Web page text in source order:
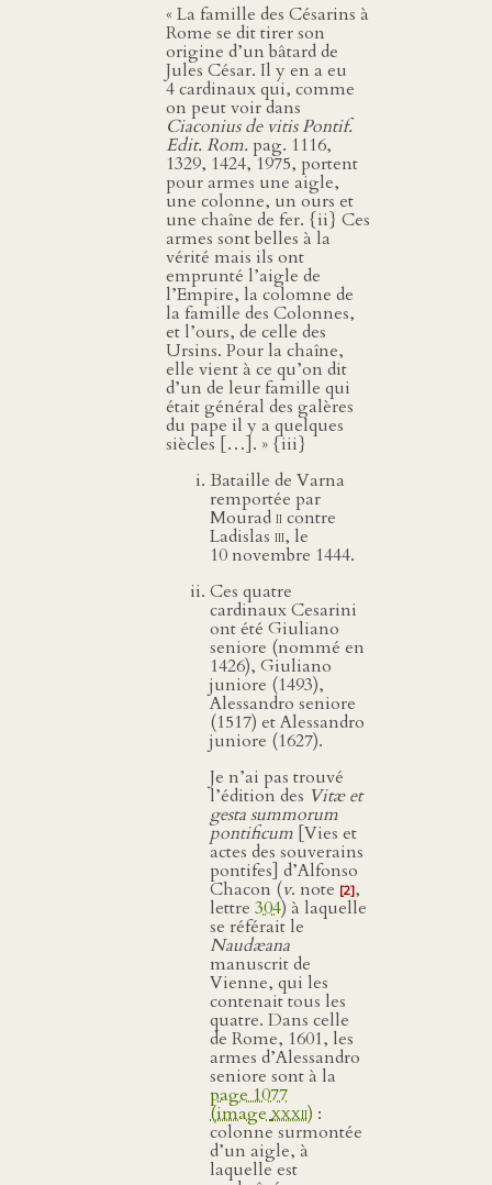
« La famille des Césarins à
Rome se dit tirer son
origine d’un bâtard de
Jules César. Il y en a eu
4 cardinaux qui, comme
on peut voir dans
Ciaconius de vitis Pontif.
Edit. Rom. pag. 1116,
1329, 1424, 1975, portent
pour armes une aigle,
une colonne, un ours et
une chaîne de fer. {ii} Ces
armes sont belles à la
vérité mais ils ont
emprunté l’aigle de
l’Empire, la colomne de
la famille des Colonnes,
et l’ours, de celle des
Ursins. Pour la chaîne,
elle vient à ce qu’on dit
d’un de leur famille qui
était général des galères
du pape il y a quelques
siècles […]. » {iii}
Bataille de Varna
remportée par
Mouradiicontre
Ladislas iii, le
10 novembre 1444.
Ces quatre
cardinaux Cesarini
ont été Giuliano
seniore (nommé en
1426), Giuliano
juniore (1493),
Alessandro seniore
(1517) et Alessandro
juniore (1627).
Je n’ai pas trouvé
l’édition des Vitæ et
gesta summorum
pontificum [Vies et
actes des souverains
pontifes] d’Alfonso
Chacon (v. note [2],
lettre 304) à laquelle
se référait le
Naudæana
manuscrit de
Vienne, qui les
contenait tous les
quatre. Dans celle
de Rome, 1601, les
armes d’Alessandro
seniore sont à la
page 1077
(imagexxxii) :
colonne surmontée
d’un aigle, à
laquelle est